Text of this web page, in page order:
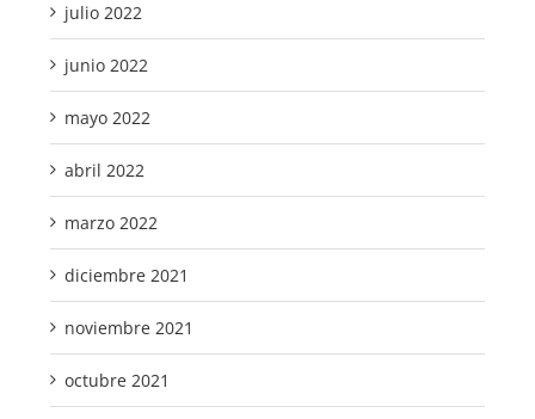
julio 2022
junio 2022
mayo 2022
abril 2022
marzo 2022
diciembre 2021
noviembre 2021
octubre 2021